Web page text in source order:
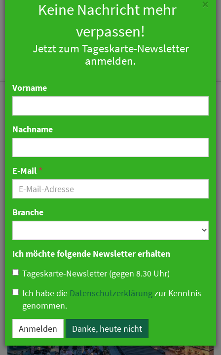
Lili's Roof Garden: Sofitel
Frankfurt mit
spektakulärer Bar auf
dem Dach
18. April 2019 07:30 Uhr| Hotellerie
Keine Nachricht mehr
verpassen!
Jetzt zum Tageskarte-Newsletter
E-Mail*
Ich möchte folgende Newsletter erhalten
Tageskarte-Newsletter (gegen 8.30 Uhr)
Ich habe die
genommen.